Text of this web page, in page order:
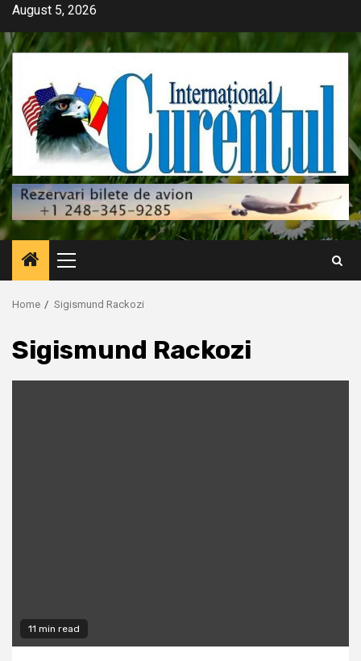
Skip
content
August 5, 2026
Primary
Menu
Home Sigismund Rackozi
Sigismund Rackozi
11 min read